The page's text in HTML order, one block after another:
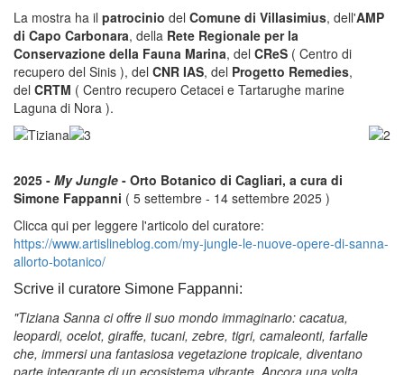
La mostra ha il patrocinio del Comune di Villasimius, dell'AMP
di Capo Carbonara, della Rete Regionale per la
Conservazione della Fauna Marina, del CReS ( Centro di
recupero del Sinis ), del CNR IAS, del Progetto Remedies,
del CRTM ( Centro recupero Cetacei e Tartarughe marine
Laguna di Nora ).
2025 - My Jungle - Orto Botanico di Cagliari, a cura di
Simone Fappanni ( 5 settembre - 14 settembre 2025 )
Clicca qui per leggere l'articolo del curatore:
https://www.artislineblog.com/my-jungle-le-nuove-opere-di-sanna-
allorto-botanico/
Scrive il curatore Simone Fappanni:
"Tiziana Sanna ci offre il suo mondo immaginario: cacatua,
leopardi, ocelot, giraffe, tucani, zebre, tigri, camaleonti, farfalle
che, immersi una fantasiosa vegetazione tropicale, diventano
parte integrante di un ecosistema vibrante. Ancora una volta